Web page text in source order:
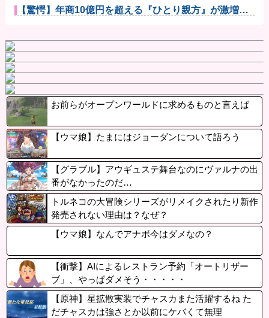
【驚愕】年商10億円を超える『ひとり親方』が激増
お前らがオープンワールドに求めるものと言えば
【ウマ娘】たまにはジョーダンについて語ろう
【グラブル】アウギュステ舞台なのにヴァルナの出
番がなかったのだ…
トルネコの大冒険シリーズがリメイクされたり新作
発売されない理由は？なぜ？
【ウマ娘】なんでアナボ今はダメなの？
【衝撃】AIによるレストラン予約「オートリザー
ブ」、やっぱダメそう・・・・・
【原神】星拡散実装でチャスカまた活躍するね た
だチャスカは強さとか以前にケバくて無理